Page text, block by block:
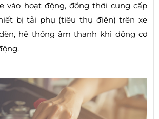
vào hoạt động, đồng thời cung cấp
bị tải phụ (tiêu thụ điện) trên xe
hệ thống âm thanh khi động cơ